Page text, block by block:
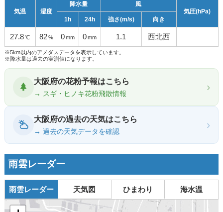
気温 湿度
降水量
風
気圧(hPa)
1h
24h 強さ(m/s) 向き
27.8 ℃ 82% 0 mm 0 mm 1.1 西北西
※5km以内のアメダスデータを表示しています。
※降水量は過去の実測値になります。
大阪府の花粉予報はこちら
→ スギ・ヒノキ花粉飛散情報
›
大阪府の過去の天気はこちら
→ 過去の天気データを確認
›
雨雲レーダー
雨雲レーダー 天気図 ひまわり 海水温